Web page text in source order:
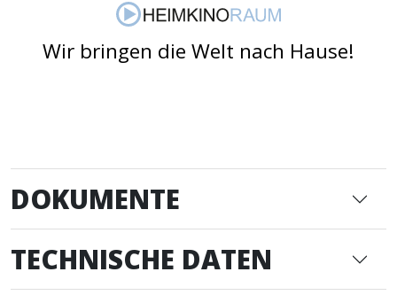
Wir bringen die Welt nach Hause!
DOKUMENTE
TECHNISCHE DATEN